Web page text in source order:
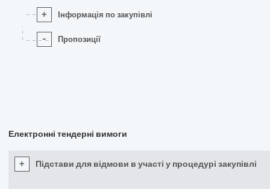
+ Інформація по закупівлі
- Пропозиції
Електронні тендерні вимоги
+ Підстави для відмови в участі у процедурі закупівлі